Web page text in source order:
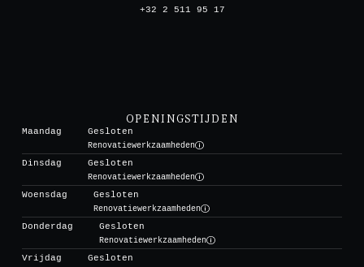
+32 2 511 95 17
OPENINGSTIJDEN
Maandag
Gesloten
Renovatiewerkzaamheden
Dinsdag
Gesloten
Renovatiewerkzaamheden
Woensdag
Gesloten
Renovatiewerkzaamheden
Donderdag
Gesloten
Renovatiewerkzaamheden
Vrijdag
Gesloten